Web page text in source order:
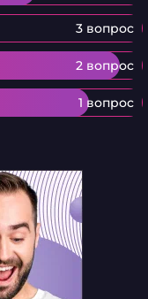
3 вопрос
2 вопрос
1 вопрос